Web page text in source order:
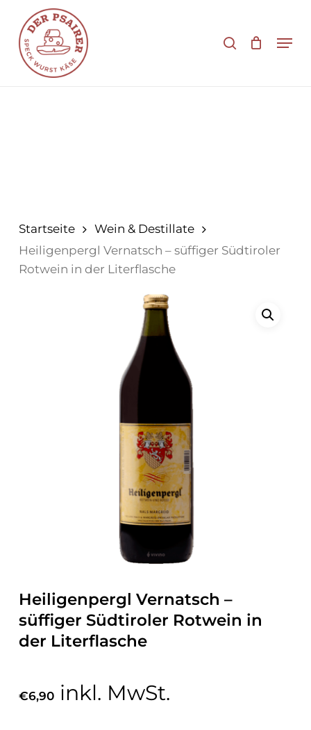
Hauptinhalt
springen
Startseite
Wein & Destillate
Heiligenpergl Vernatsch – süffiger Südtiroler
Rotwein in der Literflasche
Heiligenpergl Vernatsch –
süffiger Südtiroler Rotwein in
der Literflasche
€6,90 inkl. MwSt.